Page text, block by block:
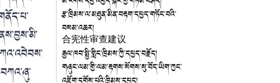
རྩ་ཁྲིམས་ལ་མཐུན་མིན་བརྟག་དཔྱད་གཏོང་བའི་
བསམ་འཆར།
合宪性审查建议
རྒྱལ་ཁབ་སྤྱི་གླིང་ཁྲིམས་ཀྱི་དཔྱད་བརྗོད།
གཞུང་ལམ་གྱི་ལམ་རྟགས་སོགས་སུ་བོད་ཡིག་ཀྱང་
འཇོག་དགོས་པའི་ཁྲིམས་དཔྱད།